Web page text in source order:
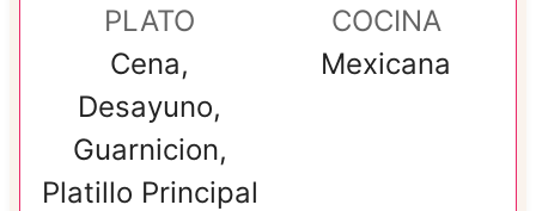
u
t
o
s
t
o
PLATO
Cena,
Desayuno,
Guarnicion,
Platillo Principal
COCINA
Mexicana